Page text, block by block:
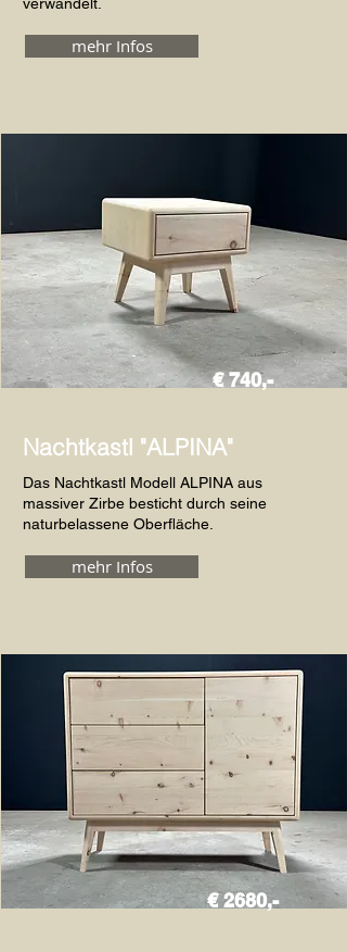
mehr Infos
Nachtkastl "ALPINA"
€ 740,-
Das Nachtkastl Modell ALPINA aus
massiver Zirbe besticht durch seine
naturbelassene Oberfläche.
mehr Infos
€ 2680,-